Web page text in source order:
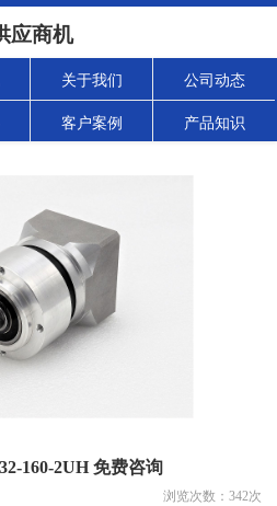
应商机
关于我们 公司动态
客户案例 产品知识
160-2UH 免费咨询
浏览次数： 342次